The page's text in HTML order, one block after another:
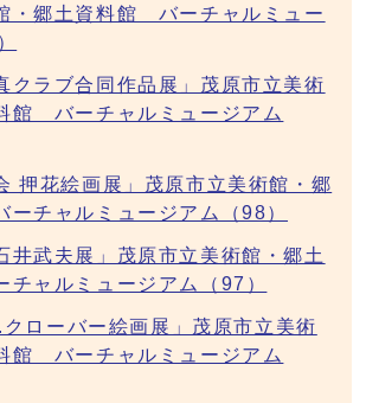
・郷土資料館 バーチャルミュー
クラブ合同作品展」茂原市立美術
館 バーチャルミュージアム
押花絵画展」茂原市立美術館・郷
チャルミュージアム（98）
井武夫展」茂原市立美術館・郷土
ャルミュージアム（97）
クローバー絵画展」茂原市立美術
館 バーチャルミュージアム